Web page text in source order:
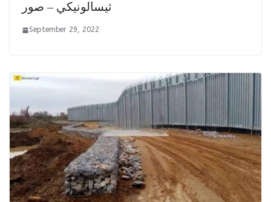
ثيسالونيكي – صور
September 29, 2022